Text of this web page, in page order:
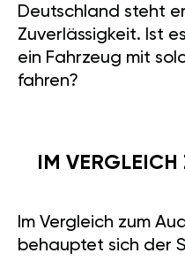
Deutschland steht
Zuverlässigkeit. Ist
ein Fahrzeug mit
fahren?
IM
Im Vergleich zum
behauptet sich der